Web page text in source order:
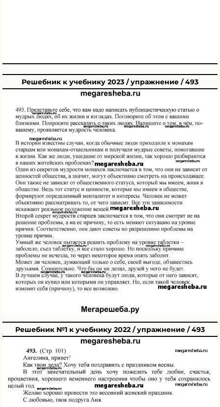
Решебник к учебнику 2023 / упражнение / 493
Решебник №1 к учебнику 2022 / упражнение / 493